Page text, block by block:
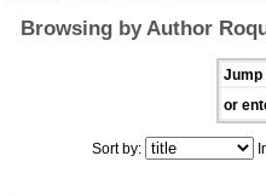
Browsing by Author
Jump
or
Sort by: